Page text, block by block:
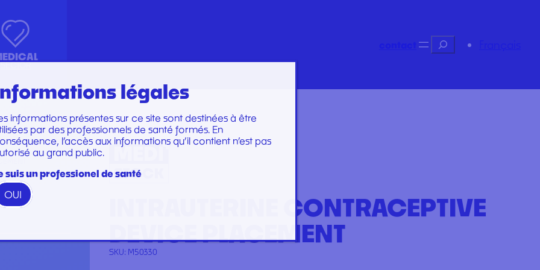
INSTRUMENTS
AND TIP
Marques
SECTOR
PERFUSION SET
CARE SET
SUTURE SET
CARE AND DRESSINGS
STERILIZATION
Marques
Recherche
INTRAUTERINE CONTRACEPTIVE
DEVICE PLACEMENT
SKU: M50330
légales
informations présentes sur ce site sont destinées à être
par des professionnels de santé formés. En
l’accès aux informations qu’il contient n’est pas
au grand public.
suis un professionel de santé
OUI